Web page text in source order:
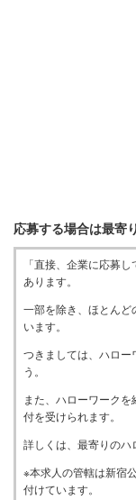
応募する場合は最寄
「直接、企業に応募
あります。
一部を除き、ほとんど
います。
つきましては、ハロー
う。
また、ハローワーク
付を受けられます。
詳しくは、最寄りのハ
※本求人の管轄は新宿
付けています。